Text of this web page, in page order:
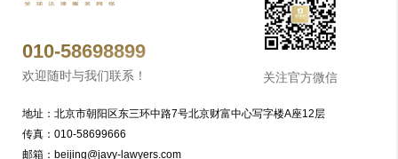
010-58698899
欢迎随时与我们联系！
地址：北京市朝阳区东三环中路7号北京财富中心写字楼A座12层
传真：010-58699666
邮箱：beijing@javy-lawyers.com
关注官方微信